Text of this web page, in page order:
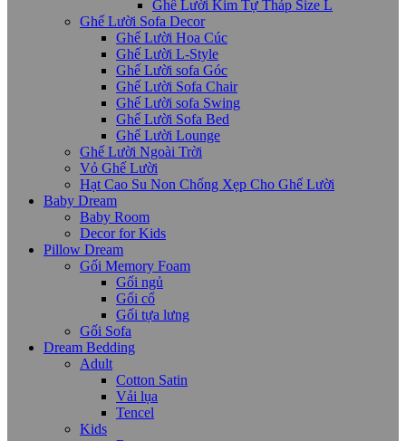
Ghế Lười Kim Tự Tháp Size L
Ghế Lười Sofa Decor
Ghế Lười Hoa Cúc
Ghế Lười L-Style
Ghế Lười sofa Góc
Ghế Lười Sofa Chair
Ghế Lười sofa Swing
Ghế Lười Sofa Bed
Ghế Lười Lounge
Ghế Lười Ngoài Trời
Vỏ Ghế Lười
Hạt Cao Su Non Chống Xẹp Cho Ghế Lười
Baby Dream
Baby Room
Decor for Kids
Pillow Dream
Gối Memory Foam
Gối ngủ
Gối cổ
Gối tựa lưng
Gối Sofa
Dream Bedding
Adult
Cotton Satin
Vải lụa
Tencel
Kids